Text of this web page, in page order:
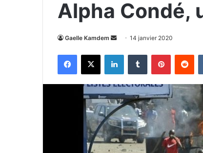
Alpha Condé,
Gaelle Kamdem
Envoyer
courriel
14 janvier 2020
Facebook
X LinkedinTumblr Pinterest